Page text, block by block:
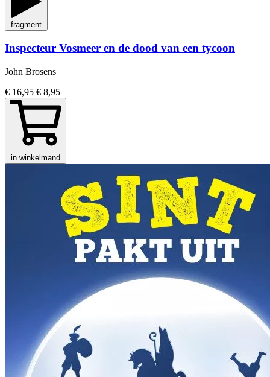
fragment
Inspecteur Vosmeer en de dood van een tycoon
John Brosens
€ 16,95 € 8,95
in winkelmand